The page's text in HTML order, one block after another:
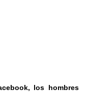
los hombres